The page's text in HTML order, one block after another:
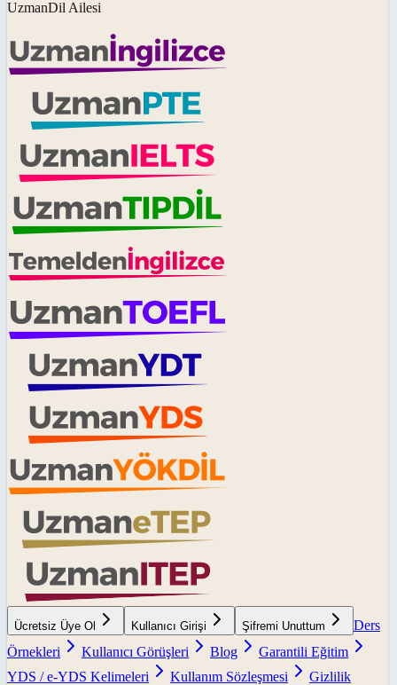
UzmanDil Ailesi
Ücretsiz Üye Ol Kullanıcı Girişi Şifremi Unuttum
Ders
Örnekleri
Kullanıcı Görüşleri Blog
Garantili Eğitim
YDS / e-YDS Kelimeleri
Kullanım Sözleşmesi
Gizlilik